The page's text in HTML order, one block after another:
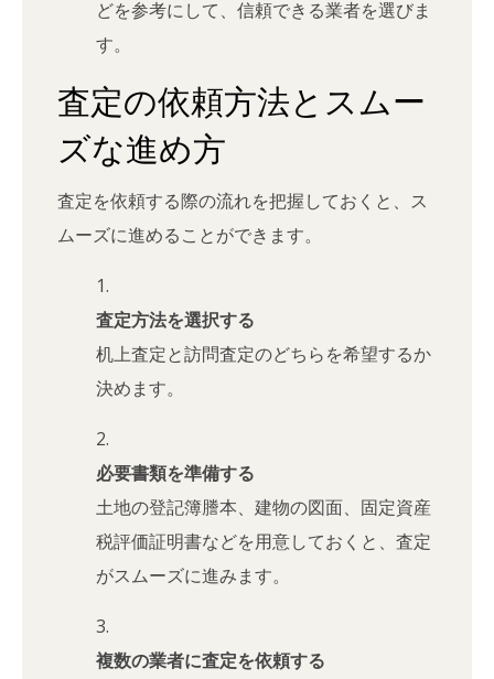
どを参考にして、信頼できる業者を選びま
す。
査定の依頼方法とスムー
ズな進め方
査定を依頼する際の流れを把握しておくと、ス
ムーズに進めることができます。
査定方法を選択する
机上査定と訪問査定のどちらを希望するか
決めます。
必要書類を準備する
土地の登記簿謄本、建物の図面、固定資産
税評価証明書などを用意しておくと、査定
がスムーズに進みます。
複数の業者に査定を依頼する